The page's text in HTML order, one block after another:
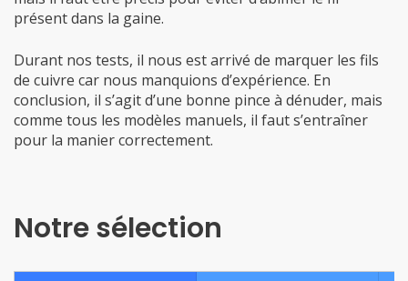
présent dans la gaine.
Durant nos tests, il nous est arrivé de marquer les fils
de cuivre car nous manquions d’expérience. En
conclusion, il s’agit d’une bonne pince à dénuder, mais
comme tous les modèles manuels, il faut s’entraîner
pour la manier correctement.
Notre sélection